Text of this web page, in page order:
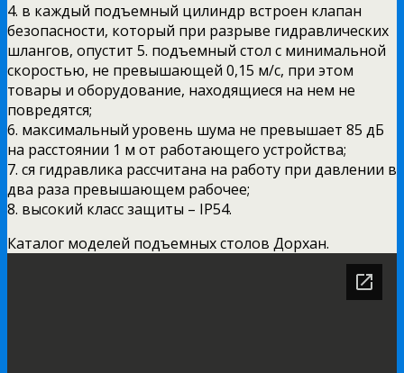
4. в каждый подъемный цилиндр встроен клапан
безопасности, который при разрыве гидравлических
шлангов, опустит 5. подъемный стол с минимальной
скоростью, не превышающей 0,15 м/с, при этом
товары и оборудование, находящиеся на нем не
повредятся;
6. максимальный уровень шума не превышает 85 дБ
на расстоянии 1 м от работающего устройства;
7. ся гидравлика рассчитана на работу при давлении в
два раза превышающем рабочее;
8. высокий класс защиты – IP54.
Каталог моделей подъемных столов Дорхан.